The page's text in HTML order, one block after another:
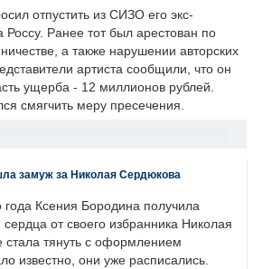
отпустить из СИЗО его экс-
Ранее тот был арестован по
а также нарушении авторских
артиста сообщили, что он
ущерба - 12 миллионов рублей.
смягчить меру пресечения.
замуж за Николая Сердюкова
года Ксения Бородина получила
от своего избранника Николая
тянуть с оформлением
известно, они уже расписались.